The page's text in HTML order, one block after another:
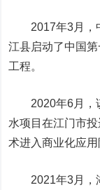
2017年3月，中
江县启动了中国
工程。
2020年6月，
水项目在江门市投
术进入商业化应用
2021年3月 ，